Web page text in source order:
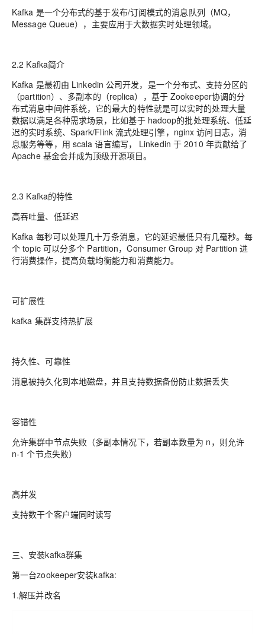
Kafka 是一个分布式的基于发布/订阅模式的消息队列（MQ，
Message Queue），主要应用于大数据实时处理领域。
2.2 Kafka简介
Kafka 是最初由 Linkedin 公司开发，是一个分布式、支持分区的
（partition）、多副本的（replica），基于 Zookeeper协调的分
布式消息中间件系统，它的最大的特性就是可以实时的处理大量
数据以满足各种需求场景，比如基于 hadoop的批处理系统、低延
迟的实时系统、Spark/Flink 流式处理引擎，nginx 访问日志，消
息服务等等，用 scala 语言编写， Linkedin 于 2010 年贡献给了
Apache 基金会并成为顶级开源项目。
2.3 Kafka的特性
高吞吐量、低延迟
Kafka 每秒可以处理几十万条消息，它的延迟最低只有几毫秒。每
个 topic 可以分多个 Partition，Consumer Group 对 Partition 进
行消费操作，提高负载均衡能力和消费能力。
可扩展性
kafka 集群支持热扩展
持久性、可靠性
消息被持久化到本地磁盘，并且支持数据备份防止数据丢失
容错性
允许集群中节点失败（多副本情况下，若副本数量为 n，则允许
n-1 个节点失败）
高并发
支持数干个客户端同时读写
三、安装kafka群集
第一台zookeeper安装kafka:
1.解压并改名